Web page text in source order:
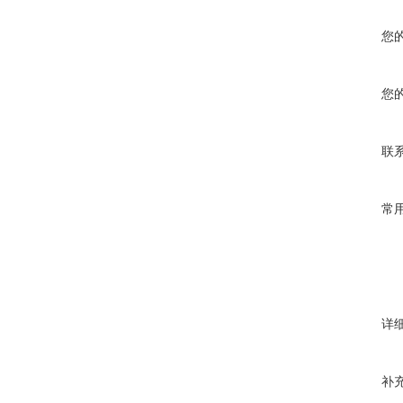
您
您
联
常
详
补